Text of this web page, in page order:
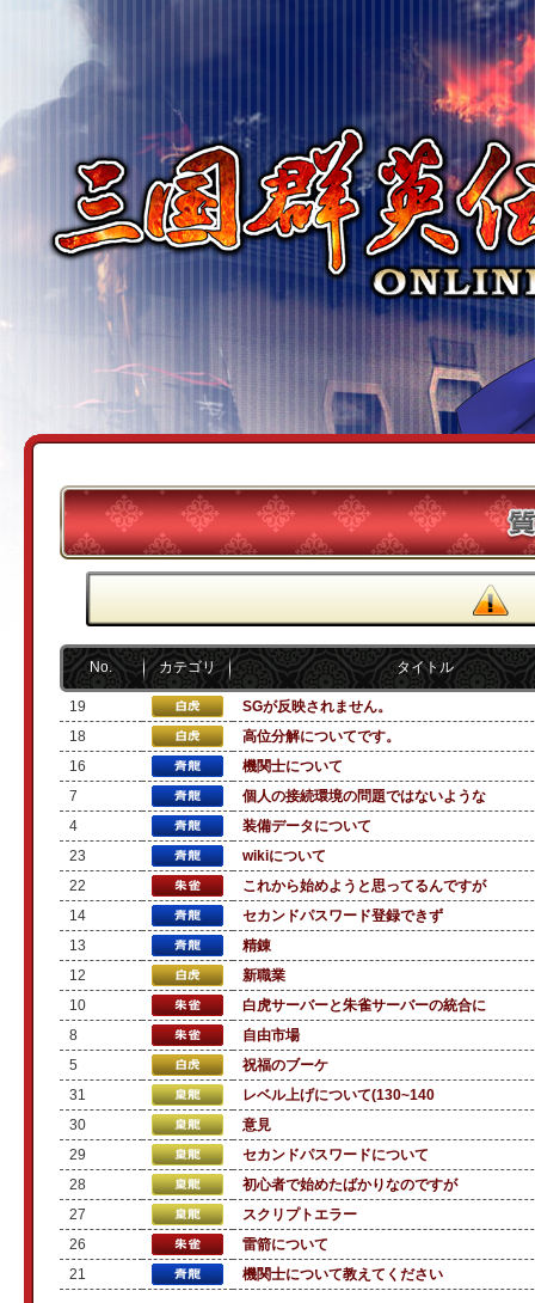
No. カテゴリ タイトル
19
SGが反映されません。
18
高位分解についてです。
16
機関士について
7
個人の接続環境の問題ではないような
4
装備データについて
23
wikiについて
22
これから始めようと思ってるんですが
14
セカンドパスワード登録できず
13
精錬
12
新職業
10
白虎サーバーと朱雀サーバーの統合に
8
自由市場
5
祝福のブーケ
31
レベル上げについて(130~140
30
意見
29
セカンドパスワードについて
28
初心者で始めたばかりなのですが
27
スクリプトエラー
26
雷箭について
21
機関士について教えてください